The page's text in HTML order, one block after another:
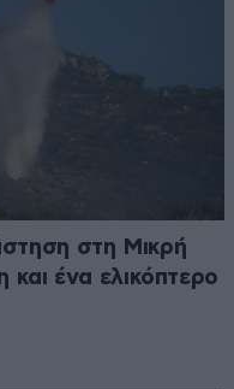
στη Μικρή
ένα ελικόπτερο